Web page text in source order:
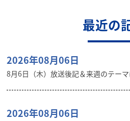
最近の
2026年08月06日
8月6日（木）放送後記＆来週のテーマ
2026年08月06日